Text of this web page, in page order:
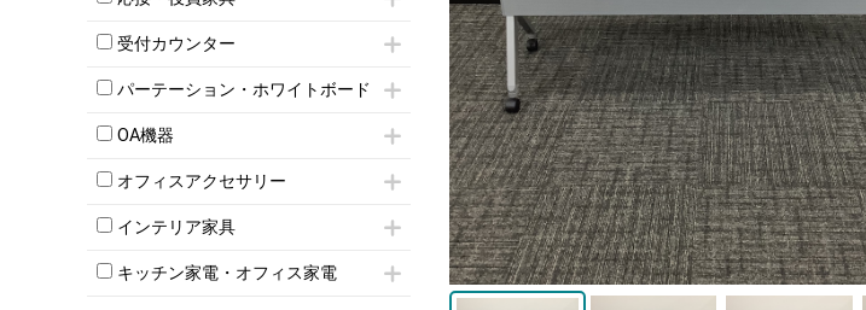
収納家具その他
オープン書庫
両開書庫
引き違い書庫
8人用ロッカー
多人数ロッカー
シリンダー錠ロッカー
ダイヤル錠ロッカー
ボタン錠ロッカー
シューズロッカー・下駄箱
ロッカーその他
カウンターテーブル
T字脚テーブル
会議テーブルW1200～
会議テーブルW1800～
折りたたみ会議テーブル
ハイテーブル
スタッキングミーティングチェア
テーブル付きミーティングチェア
折りたたみミーティングチェア
ハイチェア
ミーティングチェアその他
応接セット
応接ソファ
応接チェア
応接・役員家具その他
受付カウンター
ハイカウンター
ローカウンター
ラウンジカウンター
パーテーション・ホワイトボード
パーテーション
自立タイプパーテーション
パーテーションその他
壁掛けホワイトボード
ホワイトボードその他
OA機器
iPad
電話機（ビジネスフォン）
シュレッダー
スクリーン
オフィスアクセサリー
チェア用台車
演台・講演台・演説台
防音パネル
インテリア家具
モールドチェア
ダイニングチェア
キッチン家電・オフィス家電